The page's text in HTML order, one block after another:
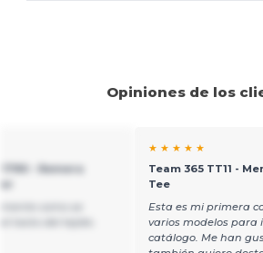
Opiniones de los
- Remera
★ ★ ★ ★ ★
Team 365 TT11 -
Tee
Esta es mi primera
varios modelos para
catálogo. Me han